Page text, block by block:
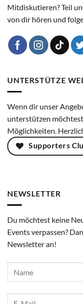
Mitdiskutieren? Teil
von dir hören und
UNTERSTÜTZE
Wenn dir unser
unterstützen
Möglichkeiten.
Supporters
NEWSLETTER
Du möchtest keine
Events verpassen?
Newsletter an!